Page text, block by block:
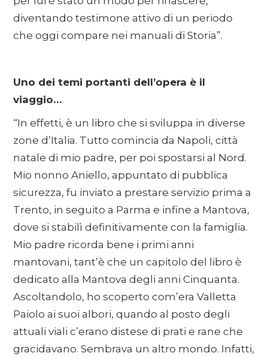
diventando testimone attivo di un periodo
che oggi compare nei manuali di Storia”.
Uno dei temi portanti dell’opera è il
viaggio…
“In effetti, è un libro che si sviluppa in diverse
zone d’Italia. Tutto comincia da Napoli, città
natale di mio padre, per poi spostarsi al Nord.
Mio nonno Aniello, appuntato di pubblica
sicurezza, fu inviato a prestare servizio prima a
Trento, in seguito a Parma e infine a Mantova,
dove si stabilì definitivamente con la famiglia.
Mio padre ricorda bene i primi anni
mantovani, tant’è che un capitolo del libro è
dedicato alla Mantova degli anni Cinquanta.
Ascoltandolo, ho scoperto com’era Valletta
Paiolo ai suoi albori, quando al posto degli
attuali viali c’erano distese di prati e rane che
gracidavano. Sembrava un altro mondo. Infatti,